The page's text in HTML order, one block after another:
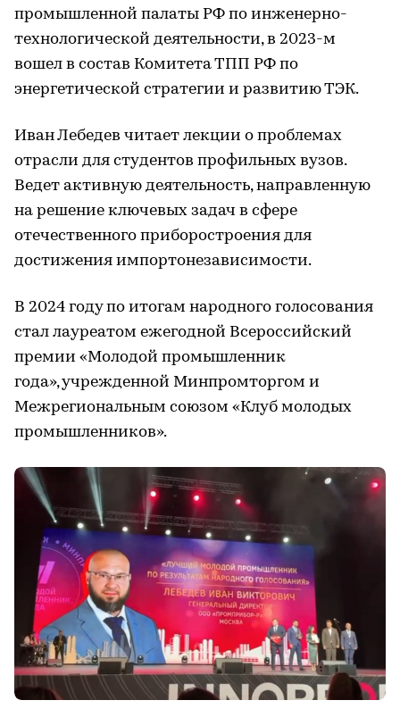
промышленной палаты РФ по инженерно-
технологической деятельности, в 2023-м
вошел в состав Комитета ТПП РФ по
энергетической стратегии и развитию ТЭК.
Иван Лебедев читает лекции о проблемах
отрасли для студентов профильных вузов.
Ведет активную деятельность, направленную
на решение ключевых задач в сфере
отечественного приборостроения для
достижения импортонезависимости.
В 2024 году по итогам народного голосования
стал лауреатом ежегодной Всероссийский
премии «Молодой промышленник
года», учрежденной Минпромторгом и
Межрегиональным союзом «Клуб молодых
промышленников».